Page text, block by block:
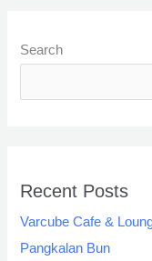
Search
Recent Posts
Varcube Cafe &
Pangkalan Bun